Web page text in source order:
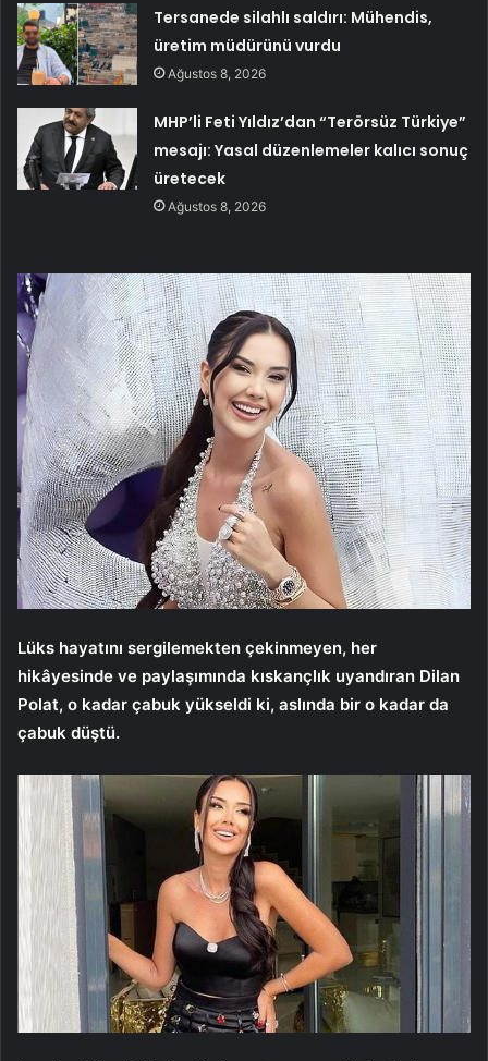
Tersanede silahlı saldırı: Mühendis,
üretim müdürünü vurdu
Ağustos 8, 2026
MHP’li Feti Yıldız’dan “Terörsüz Türkiye”
mesajı: Yasal düzenlemeler kalıcı sonuç
üretecek
Ağustos 8, 2026
Lüks hayatını sergilemekten çekinmeyen, her
hikâyesinde ve paylaşımında kıskançlık uyandıran Dilan
Polat, o kadar çabuk yükseldi ki, aslında bir o kadar da
çabuk düştü.